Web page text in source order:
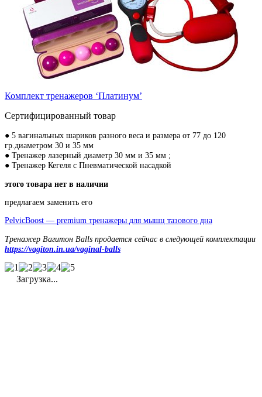
Комплект тренажеров ‘Платинум’
Сертифицированный товар
● 5 вагинальных шариков разного веса и размера от 77 до 120
гр.диаметром 30 и 35 мм
● Тренажер лазерный диаметр 30 мм и 35 мм ;
● Тренажер Кегеля с Пневматической насадкой
этого товара нет в наличии
предлагаем заменить его
PelvicBoost — premium тренажеры для мышц тазового дна
Тренажер Вагитон Balls продается сейчас в следующей комплектации
https://vagiton.in.ua/vaginal-balls
Загрузка...